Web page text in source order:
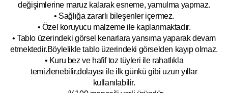
değişimlerine maruz kalarak esneme, yamulma yapmaz.
• Sağlığa zararlı bileşenler içermez.
• Özel koruyucu malzeme ile kaplanmaktadır.
• Tablo üzerindeki görsel kenarlara yansıma yaparak devam
etmektedir.Böylelikle tablo üzerindeki görselden kayıp olmaz.
• Kuru bez ve hafif toz tüyleri ile rahatlıkla
temizlenebilir,dolayısı ile ilkgünkü gibi uzun yıllar
kullanılabilir.